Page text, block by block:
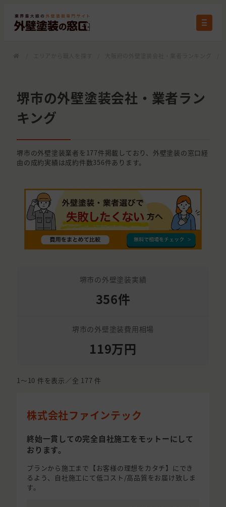
堺市の外壁塗装会社・業者ラン
キング
堺市の外壁塗装業者を177件掲載しており、外壁塗装の窓口経
由の成約実績は成約件数356件あります。
堺市の外壁塗装実績
356件
堺市の外壁塗装費用相場
119万円
1〜10 件を表示／全 177 件
株式会社ファインテック
終始一貫しての完全自社施工をモットーにして
おります。
プランから施工まで【お客様の理想をカタチ】にでき
るよう、自社施工にて低コスト/高品質をお届け致しま
す。